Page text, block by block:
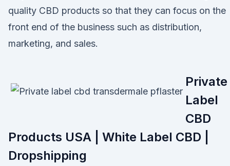
quality CBD products so that they can focus on the
front end of the business such as distribution,
marketing, and sales.
Private
Label
CBD
Products USA | White Label CBD |
Dropshipping